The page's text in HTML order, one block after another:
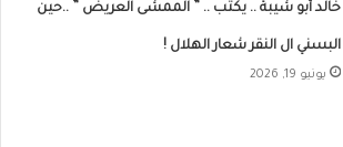
خالد أبو شيبة .. يكتب .. ” الممشى العريض ” ..حين
البسني ال النقر شعار الهلال !
يونيو 19, 2026